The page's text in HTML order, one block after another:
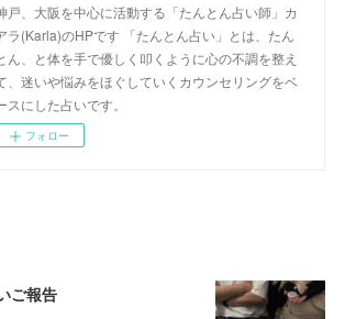
戸、大阪を中心に活動する「たんとん占い師」カ
ラ(Karla)のHPです 「たんとん占い」とは、たん
ん、と体を手で優しく叩くように心の不調を整え
、迷いや悩みをほぐしていくカウンセリングをベ
スにした占いです。
フォロー
ご報告